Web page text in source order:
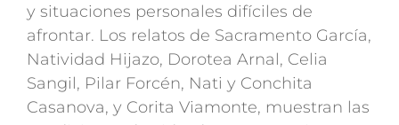
y situaciones personales difíciles de
afrontar. Los relatos de Sacramento García,
Natividad Hijazo, Dorotea Arnal, Celia
Sangil, Pilar Forcén, Nati y Conchita
Casanova, y Corita Viamonte, muestran las